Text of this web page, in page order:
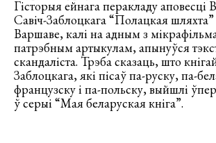
Гісторыя ейнага перакладу аповесці
Савіч-Заблоцкага “Полацкая
Варшаве, калі на адным з
патрэбным артыкулам, апынуўся
скандаліста. Трэба сказаць, што
Заблоцкага, які пісаў па-руску, па-
французску і па-польску, выйшлі
ў серыі “Мая беларуская кніга”.